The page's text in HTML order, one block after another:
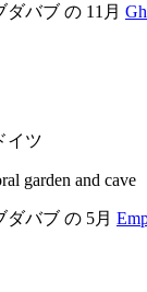
バブ の 11月
イツ
garden and cave
ダバブ の 5月